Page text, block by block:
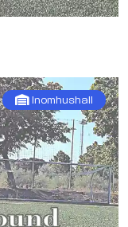
Inomhushall